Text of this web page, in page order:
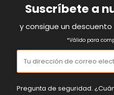
Suscríbete a
y consigue un
*Válido para
Pregunta de seguridad.